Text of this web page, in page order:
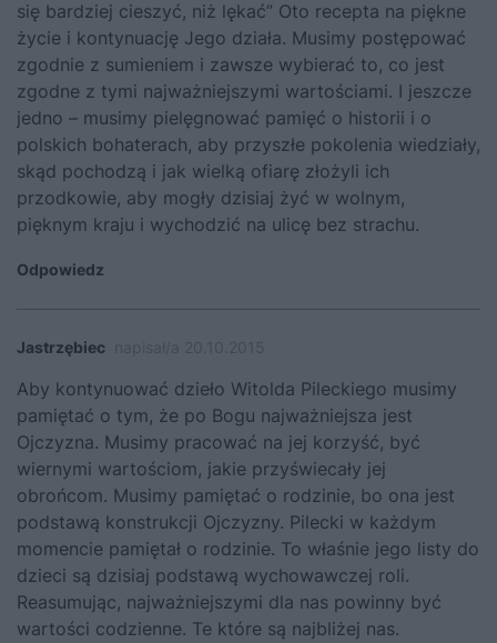
się bardziej cieszyć, niż lękać” Oto recepta na piękne
życie i kontynuację Jego działa. Musimy postępować
zgodnie z sumieniem i zawsze wybierać to, co jest
zgodne z tymi najważniejszymi wartościami. I jeszcze
jedno – musimy pielęgnować pamięć o historii i o
polskich bohaterach, aby przyszłe pokolenia wiedziały,
skąd pochodzą i jak wielką ofiarę złożyli ich
przodkowie, aby mogły dzisiaj żyć w wolnym,
pięknym kraju i wychodzić na ulicę bez strachu.
Odpowiedz
Jastrzębiec
Aby kontynuować dzieło Witolda Pileckiego musimy
pamiętać o tym, że po Bogu najważniejsza jest
Ojczyzna. Musimy pracować na jej korzyść, być
wiernymi wartościom, jakie przyświecały jej
obrońcom. Musimy pamiętać o rodzinie, bo ona jest
podstawą konstrukcji Ojczyzny. Pilecki w każdym
momencie pamiętał o rodzinie. To właśnie jego listy do
dzieci są dzisiaj podstawą wychowawczej roli.
Reasumując, najważniejszymi dla nas powinny być
wartości codzienne. Te które są najbliżej nas.